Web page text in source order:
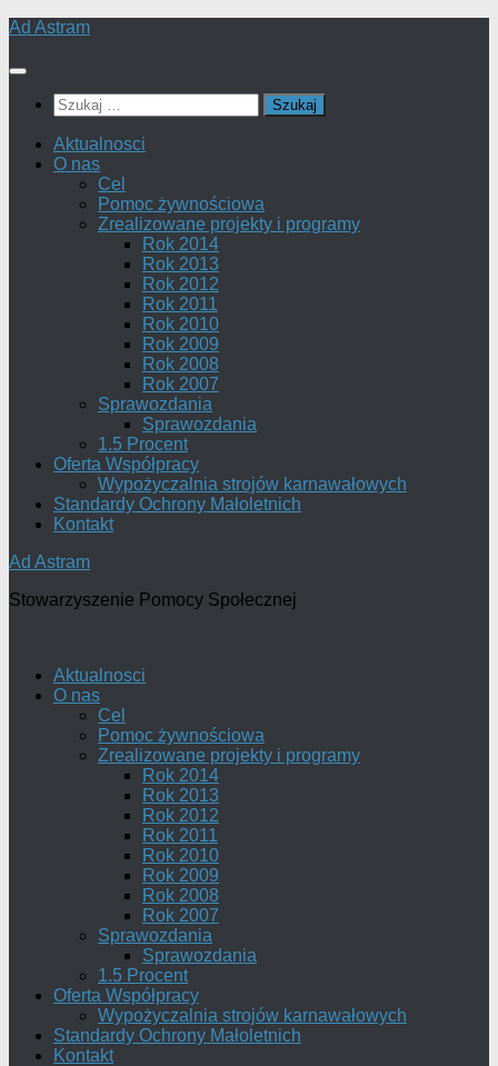
Skip
content
Ad Astram
Szukaj:
Aktualnosci
O nas
Cel
Pomoc żywnościowa
Zrealizowane projekty i programy
Rok 2014
Rok 2013
Rok 2012
Rok 2011
Rok 2010
Rok 2009
Rok 2008
Rok 2007
Sprawozdania
Sprawozdania
1.5 Procent
Oferta Współpracy
Wypożyczalnia strojów karnawałowych
Standardy Ochrony Małoletnich
Kontakt
Ad Astram
Stowarzyszenie Pomocy Społecznej
Aktualnosci
O nas
Cel
Pomoc żywnościowa
Zrealizowane projekty i programy
Rok 2014
Rok 2013
Rok 2012
Rok 2011
Rok 2010
Rok 2009
Rok 2008
Rok 2007
Sprawozdania
Sprawozdania
1.5 Procent
Oferta Współpracy
Wypożyczalnia strojów karnawałowych
Standardy Ochrony Małoletnich
Kontakt